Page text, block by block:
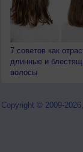
7 советов как
длинные и
волосы
Copyright © 2009-